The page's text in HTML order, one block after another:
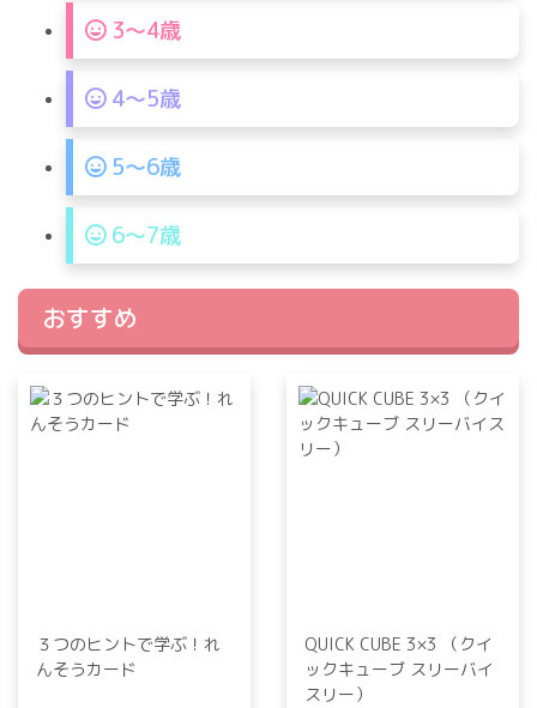
3〜4歳
4〜5歳
5〜6歳
6〜7歳
おすすめ
３つのヒントで学ぶ！れ
んそうカード
QUICK CUBE 3×3 （クイ
ックキューブ スリーバイ
スリー）